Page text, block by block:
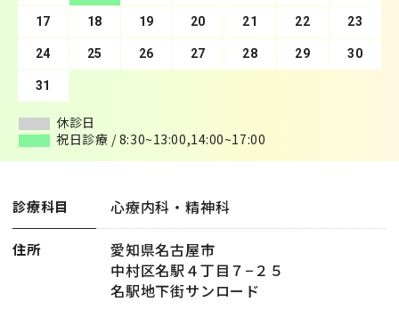
17 18 19 20 21 22 23
24 25 26 27 28 29 30
31
休診日
祝日診療 / 8:30~13:00,14:00~17:00
21 22 23 24 25 26 27
28 29 30
休診日
祝日診療 / 8:30~13:00,14:00~17:00
診療科目 心療内科・精神科
住所
愛知県名古屋市
中村区名駅４丁目７−２５
名駅地下街サンロード